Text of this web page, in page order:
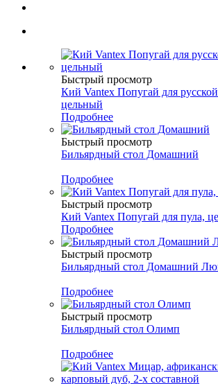
Быстрый просмотр
Кий Vantex Попугай для
цельный
Подробнее
Быстрый просмотр
Бильярдный стол Домашний
Подробнее
Быстрый просмотр
Кий Vantex Попугай для пула,
Подробнее
Быстрый просмотр
Бильярдный стол Домашний
Подробнее
Быстрый просмотр
Бильярдный стол Олимп
Подробнее